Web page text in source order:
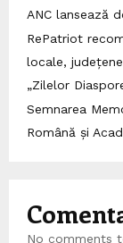
ANC lansează
RePatriot
locale,
„Zilelor
Semnarea
Română și
No comments